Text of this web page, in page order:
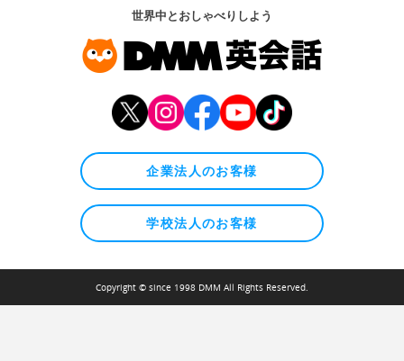
世界中とおしゃべりしよう
企業法人のお客様
学校法人のお客様
Copyright © since 1998 DMM All Rights Reserved.